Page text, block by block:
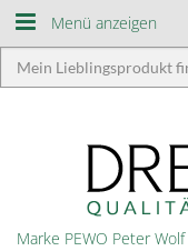
Menü anzeigen
Marke PEWO Peter Wolf